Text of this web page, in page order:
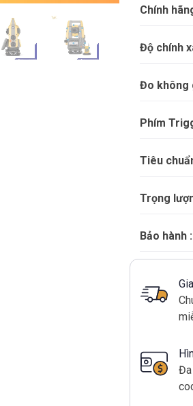
Chính
Độ chính
Đo không
Phím
Tiêu
Trọng
Bảo hành :
Đa